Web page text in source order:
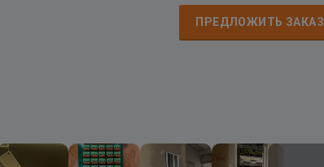
ПРЕДЛОЖИТЬ ЗАКАЗ